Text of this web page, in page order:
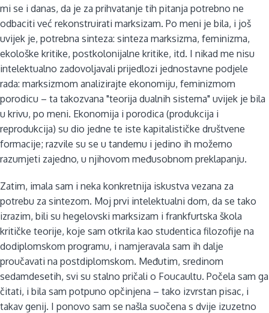
mi se i danas, da je za prihvatanje tih pitanja potrebno ne
odbaciti već rekonstruirati marksizam. Po meni je bila, i još
uvijek je, potrebna sinteza: sinteza marksizma, feminizma,
ekološke kritike, postkolonijalne kritike, itd. I nikad me nisu
intelektualno zadovoljavali prijedlozi jednostavne podjele
rada: marksizmom analizirajte ekonomiju, feminizmom
porodicu – ta takozvana "teorija dualnih sistema" uvijek je bila
u krivu, po meni. Ekonomija i porodica (produkcija i
reprodukcija) su dio jedne te iste kapitalističke društvene
formacije; razvile su se u tandemu i jedino ih možemo
razumjeti zajedno, u njihovom međusobnom preklapanju.
Zatim, imala sam i neka konkretnija iskustva vezana za
potrebu za sintezom. Moj prvi intelektualni dom, da se tako
izrazim, bili su hegelovski marksizam i frankfurtska škola
kritičke teorije, koje sam otkrila kao studentica filozofije na
dodiplomskom programu, i namjeravala sam ih dalje
proučavati na postdiplomskom. Međutim, sredinom
sedamdesetih, svi su stalno pričali o Foucaultu. Počela sam ga
čitati, i bila sam potpuno opčinjena – tako izvrstan pisac, i
takav genij. I ponovo sam se našla suočena s dvije izuzetno